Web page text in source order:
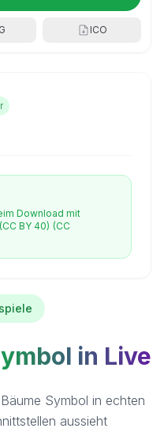
ICO
Download mit
BY 40) (CC
in Live
Symbol in echten
aussieht